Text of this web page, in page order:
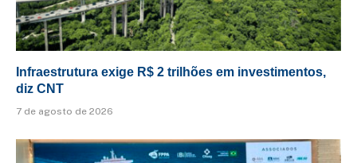
Infraestrutura exige R$ 2 trilhões em investimentos,
diz CNT
7 de agosto de 2026